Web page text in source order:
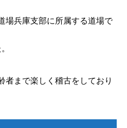
場兵庫支部に所属する道場で
者まで楽しく稽古をしており